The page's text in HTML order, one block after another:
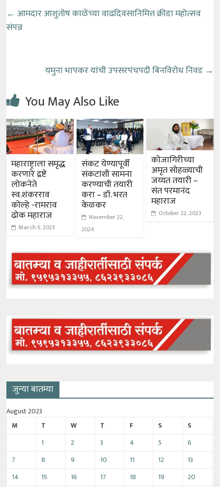
← आमदार आशुतोष काळेंच्या वाढदिवसानिमित्त क्रीडा महोत्सव
संपन्न
यमुना भापकर यांची उपसरपंचपदी बिनविरोध निवड →
You May Also Like
महाराष्ट्राला समृद्ध
करणारे द्रष्टे
लोकनेते
स्व.शंकरराव
कोल्हे -रामराव
ढोक महाराज
March 6, 2023
संकट येण्यापूर्वी
संकटांशी सामना
करण्याची तयारी
करा – डॉ. भरत
केळकर
November 22,
2024
कोजागिरीच्या
अमृत सोहळ्याची
जय्यत तयारी –
संत परमानंद
महाराज
October 22, 2023
जुन्या बातम्या
August 2023
M
T W T F S
S
1
2 3 4 5
6
7
8 9 10 11 12
13
14
15 16 17 18 19 20